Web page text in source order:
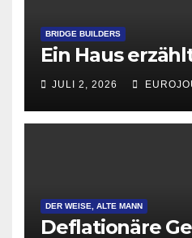
BRIDGE BUILDERS
Ein Haus
JULI 2, 2026
DER WEISE, ALTE MANN
Deflationäre